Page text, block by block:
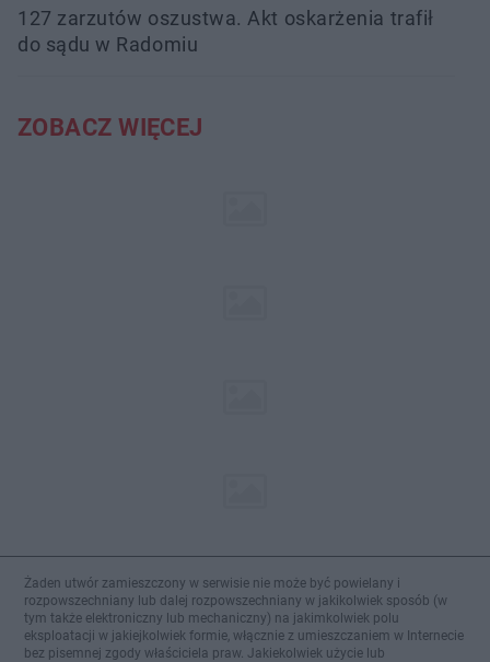
127 zarzutów oszustwa. Akt oskarżenia trafił
do sądu w Radomiu
ZOBACZ WIĘCEJ
Żaden utwór zamieszczony w serwisie nie może być powielany i
rozpowszechniany lub dalej rozpowszechniany w jakikolwiek sposób (w
tym także elektroniczny lub mechaniczny) na jakimkolwiek polu
eksploatacji w jakiejkolwiek formie, włącznie z umieszczaniem w Internecie
bez pisemnej zgody właściciela praw. Jakiekolwiek użycie lub